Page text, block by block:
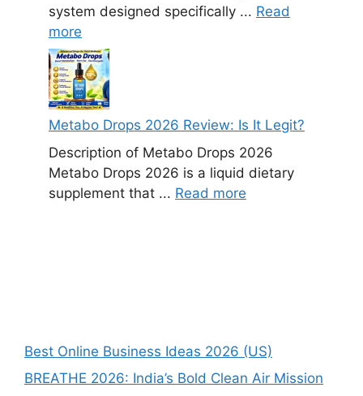
system designed specifically ... Read
more
Metabo Drops 2026 Review: Is It Legit?
Description of Metabo Drops 2026
Metabo Drops 2026 is a liquid dietary
supplement that ... Read more
Best Online Business Ideas 2026 (US)
BREATHE 2026: India’s Bold Clean Air Mission